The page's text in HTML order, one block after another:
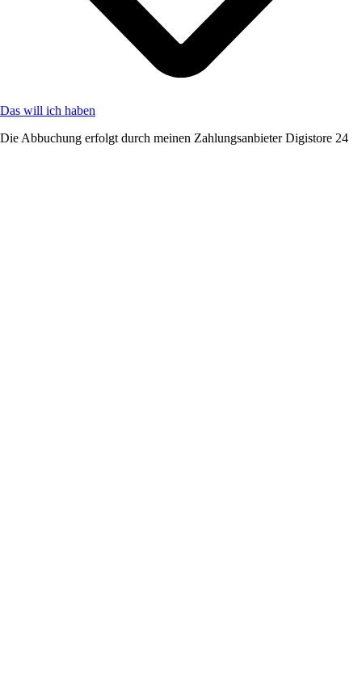
Das will ich haben
Die Abbuchung erfolgt durch meinen Zahlungsanbieter Digistore 24